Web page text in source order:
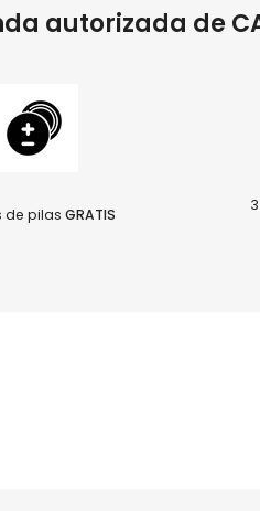
autorizada de
de pilas GRATIS